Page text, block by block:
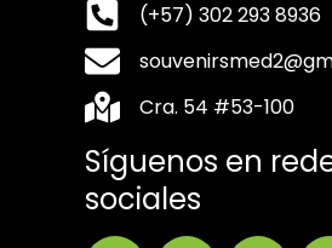
(+57) 302 293 8936
Cra. 54 #53-100
Síguenos en
sociales